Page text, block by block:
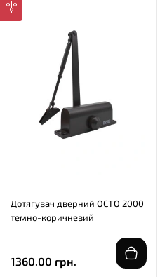
Дотягувач дверний OCTO 2000
темно-коричневий
1360.00 грн.